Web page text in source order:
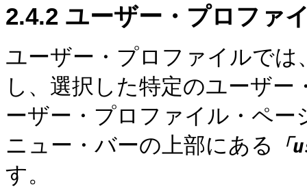
2.4.2 ユーザー・プロファ
ユーザー・プロファイルで
し、選択した特定のユーザ
ーザー・プロファイル・ペ
ニュー・バーの上部にある
す。